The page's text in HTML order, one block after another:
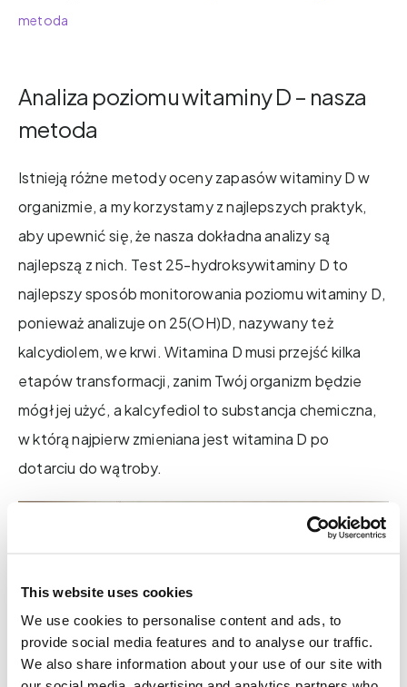
This website uses cookies
We use cookies to personalise content and ads, to
provide social media features and to analyse our traffic.
We also share information about your use of our site with
metoda
Analiza poziomu witaminy D – nasza
metoda
Istnieją różne metody oceny zapasów witaminy D w
organizmie, a my korzystamy z najlepszych praktyk,
aby upewnić się, że nasza dokładna analizy są
najlepszą z nich. Test 25-hydroksywitaminy D to
najlepszy sposób monitorowania poziomu witaminy D,
ponieważ analizuje on 25(OH)D, nazywany też
kalcydiolem, we krwi. Witamina D musi przejść kilka
etapów transformacji, zanim Twój organizm będzie
mógł jej użyć, a kalcyfediol to substancja chemiczna,
w którą najpierw zmieniana jest witamina D po
dotarciu do wątroby.